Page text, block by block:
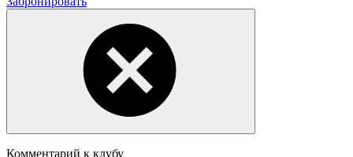
Комментарий к клубу